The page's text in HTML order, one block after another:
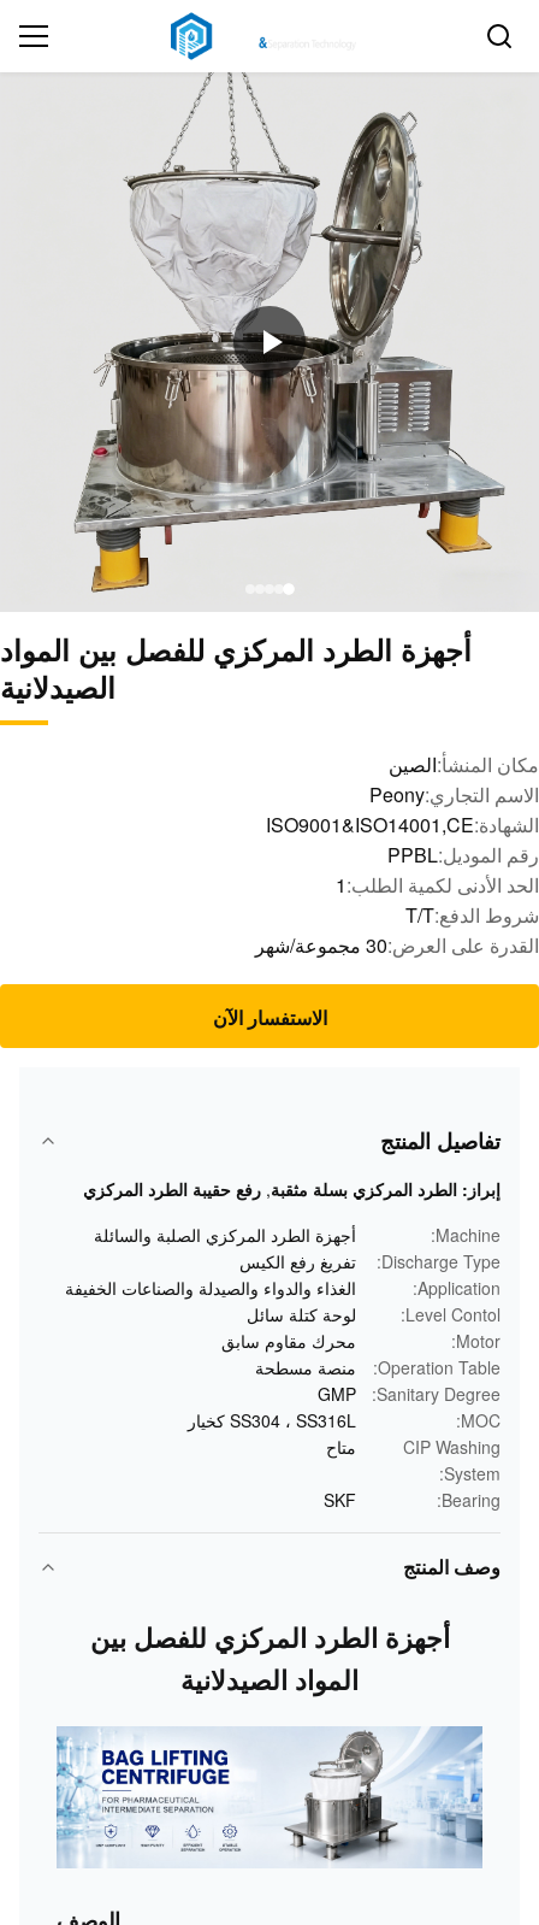
أجهزة الطرد المركزي للفصل بين المواد
الصيدلانية
مكان المنشأ:الصين
الاسم التجاري:Peony
الشهادة:ISO9001&ISO14001,CE
رقم الموديل:PPBL
الحد الأدنى لكمية الطلب:1
شروط الدفع:T/T
القدرة على العرض:30 مجموعة/شهر
الاستفسار الآن
تفاصيل المنتج
إبراز: الطرد المركزي بسلة مثقبة, رفع حقيبة الطرد المركزي
Machine:
أجهزة الطرد المركزي الصلبة والسائلة
Discharge Type:
تفريغ رفع الكيس
Application:
الغذاء والدواء والصيدلة والصناعات الخفيفة
Level Contol:
لوحة كتلة سائل
Motor:
محرك مقاوم سابق
Operation Table:
منصة مسطحة
Sanitary Degree:
GMP
MOC:
SS304 ، SS316L كخيار
CIP Washing
System:
متاح
Bearing:
SKF
وصف المنتج
أجهزة الطرد المركزي للفصل بين
المواد الصيدلانية